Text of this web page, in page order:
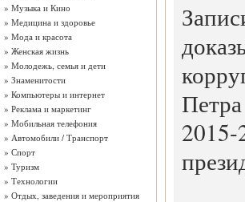
» Музыка и Кино
» Медицина и здоровье
» Мода и красота
» Женская жизнь
» Молодежь, семья и дети
» Знаменитости
» Компьютеры и интернет
» Реклама и маркетинг
» Мобильная телефония
» Автомобили / Транспорт
» Спорт
» Туризм
» Технологии
» Отдых, заведения и мероприятия